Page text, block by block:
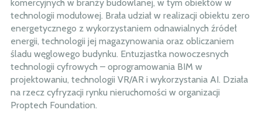
komercyjnych w branży budowlanej, w tym obiektów w
technologii modułowej. Brała udział w realizacji obiektu zero
energetycznego z wykorzystaniem odnawialnych źródeł
energii, technologii jej magazynowania oraz obliczaniem
śladu węglowego budynku. Entuzjastka nowoczesnych
technologii cyfrowych – oprogramowania BIM w
projektowaniu, technologii VR/AR i wykorzystania AI. Działa
na rzecz cyfryzacji rynku nieruchomości w organizacji
Proptech Foundation.